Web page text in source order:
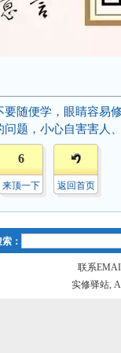
随便学，眼睛容易
题，小心自害害人
6
来顶一下 返回首页
：
联系
实修驿站,